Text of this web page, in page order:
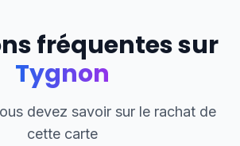
fréquentes sur
Tygnon
devez savoir sur le rachat de
cette carte